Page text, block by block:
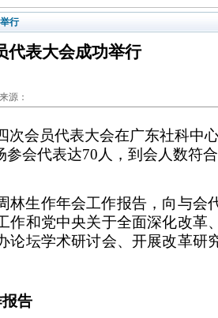
行
代表大会成功举行
源：
次会员代表大会在广东社科中
参会代表达70人，到会人数符合
林生作年会工作报告，向与会
作和党中央关于全面深化改革、
论坛学术研讨会、开展改革研
告